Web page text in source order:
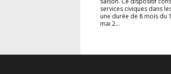
services civiques dans
une durée de 8 mois du
mai 2...